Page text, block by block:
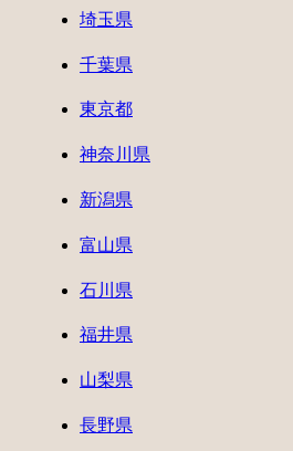
埼玉県
千葉県
東京都
神奈川県
新潟県
富山県
石川県
福井県
山梨県
長野県